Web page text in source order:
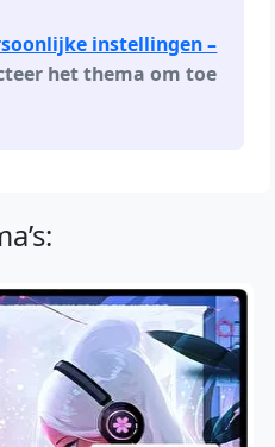
instellingen –
het thema om toe